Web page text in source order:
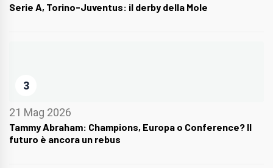
Serie A, Torino-Juventus: il derby della Mole
3
21 Mag 2026
Tammy Abraham: Champions, Europa o Conference? Il
futuro è ancora un rebus